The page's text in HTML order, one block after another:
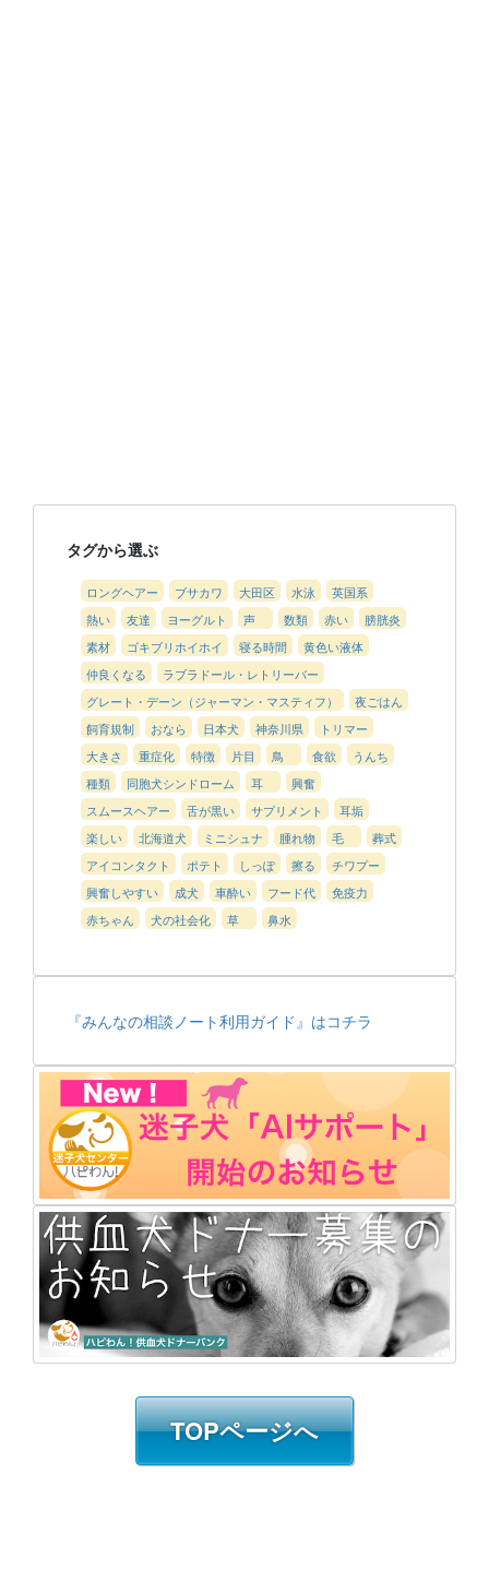
タグから選ぶ
ロングヘアー ブサカワ 大田区 水泳
英国系
熱い
友達 ヨーグルト 声 数類 赤い
膀胱炎
素材
ゴキブリホイホイ 寝る時間
黄色い液体
仲良くなる
ラブラドール・レトリーバー
グレート・デーン（ジャーマン・マスティフ）
夜ごはん
飼育規制
おなら 日本犬 神奈川県
トリマー
大きさ
重症化 特徴 片目 鳥 食欲
うんち
種類
同胞犬シンドローム 耳
興奮
スムースヘアー
舌が黒い サプリメント
耳垢
楽しい
北海道犬 ミニシュナ 腫れ物 毛
葬式
アイコンタクト
ポテト しっぽ 擦る
チワプー
興奮しやすい
成犬 車酔い フード代
免疫力
赤ちゃん
犬の社会化 草 鼻水
『みんなの相談ノート利用ガイド』はコチラ
TOPページへ